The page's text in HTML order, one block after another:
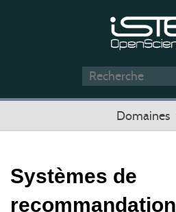
Domaines
Systèmes de
recommandation